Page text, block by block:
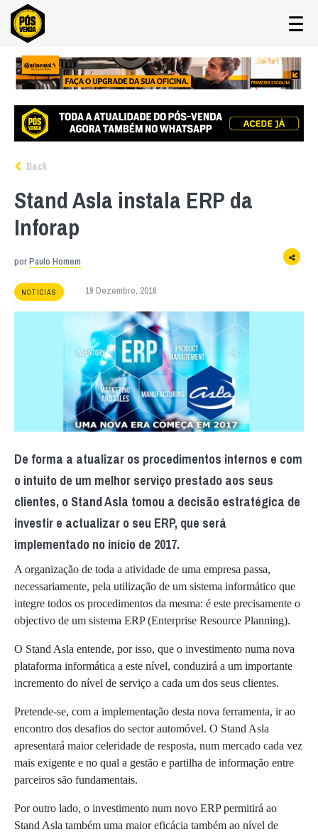
Back
Stand Asla instala ERP da
Inforap
porPaulo Homem
NOTÍCIAS 19 Dezembro, 2016
De forma a atualizar os procedimentos internos e com
o intuito de um melhor serviço prestado aos seus
clientes, o Stand Asla tomou a decisão estratégica de
investir e actualizar o seu ERP, que será
implementado no início de 2017.
A organização de toda a atividade de uma empresa passa,
necessariamente, pela utilização de um sistema informático que
integre todos os procedimentos da mesma: é este precisamente o
objectivo de um sistema ERP (Enterprise Resource Planning).
O Stand Asla entende, por isso, que o investimento numa nova
plataforma informática a este nível, conduzirá a um importante
incremento do nível de serviço a cada um dos seus clientes.
Pretende-se, com a implementação desta nova ferramenta, ir ao
encontro dos desafios do sector automóvel. O Stand Asla
apresentará maior celeridade de resposta, num mercado cada vez
mais exigente e no qual a gestão e partilha de informação entre
parceiros são fundamentais.
Por outro lado, o investimento num novo ERP permitirá ao
Stand Asla também uma maior eficácia também ao nível de